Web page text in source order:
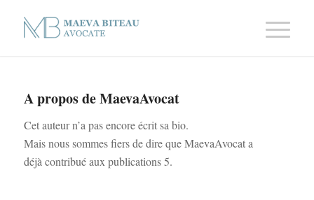
A propos deMaevaAvocat
Cet auteur n’a pas encore écrit sa bio.
Mais nous sommes fiers de dire queMaevaAvocata
déjà contribué aux publications 5.